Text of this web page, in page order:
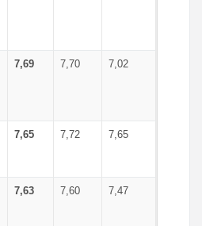
7,69 7,70 7,02
7,65 7,72 7,65
7,63 7,60 7,47